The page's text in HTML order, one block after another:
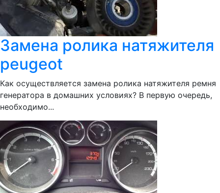
Замена ролика натяжителя
peugeot
Как осуществляется замена ролика натяжителя ремня
генератора в домашних условиях? В первую очередь,
необходимо...